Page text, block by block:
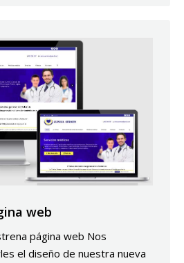
web
página web Nos
el diseño de nuestra nueva